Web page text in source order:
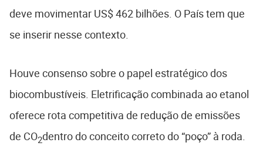
deve movimentar US$ 462 bilhões. O País tem que
se inserir nesse contexto.
Houve consenso sobre o papel estratégico dos
biocombustíveis. Eletrificação combinada ao etanol
oferece rota competitiva de redução de emissões
de CO2dentro do conceito correto do “poço” à roda.